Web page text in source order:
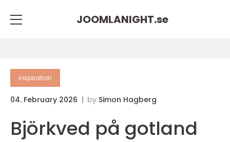
JOOMLANIGHT.se
inspiration
04. February 2026 by Simon Hagberg
Björkved på gotland